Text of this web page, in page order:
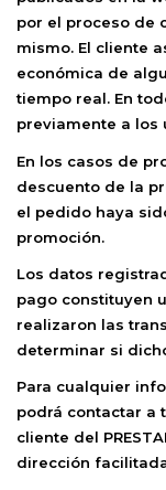
por el proceso de
mismo. El cliente
económica de
tiempo real. En
previamente a los
En los casos de
descuento de la
el pedido haya
promoción.
Los datos
pago constituyen
realizaron las
determinar si
Para cualquier
podrá contactar a
cliente del
dirección